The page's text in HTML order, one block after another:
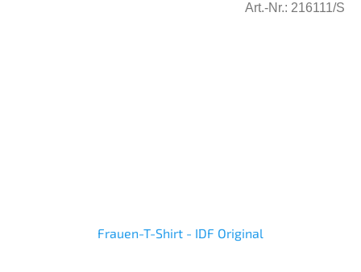
Frauen-T-Shirt - IDF Original
Art.-Nr.: 216111/S